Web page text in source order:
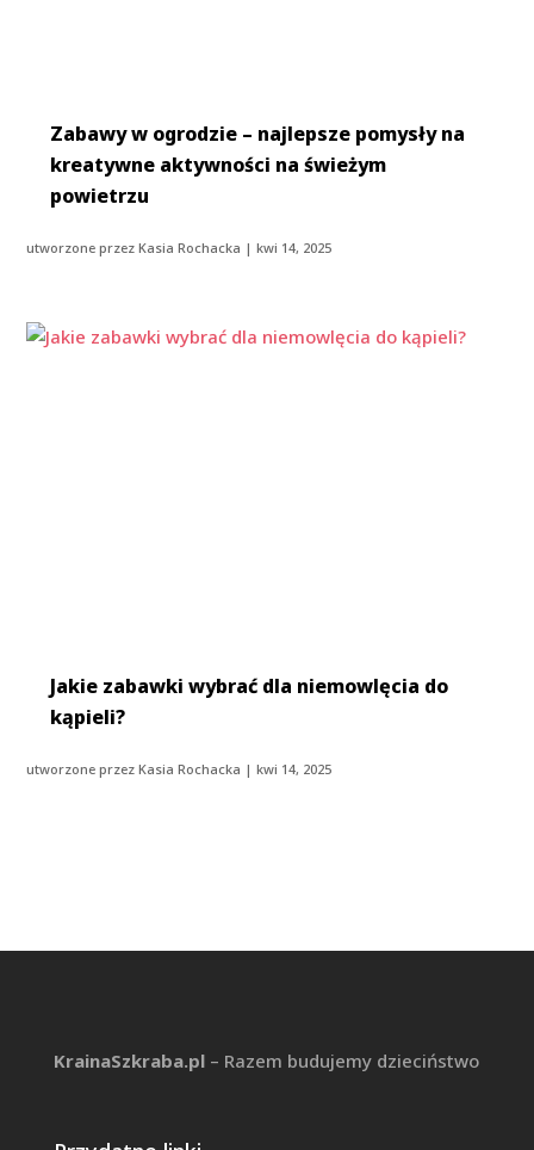
Zabawy w ogrodzie – najlepsze pomysły na
kreatywne aktywności na świeżym
powietrzu
utworzone przezKasia Rochacka |kwi 14, 2025
Jakie zabawki wybrać dla niemowlęcia do
kąpieli?
utworzone przezKasia Rochacka |kwi 14, 2025
KrainaSzkraba.pl– Razem budujemy dzieciństwo